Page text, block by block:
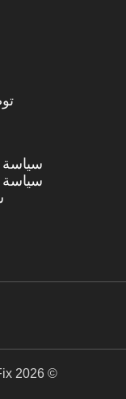
سياسة
سياسة
© 2026 SomaFix. جميع الحقوق محفوظة.